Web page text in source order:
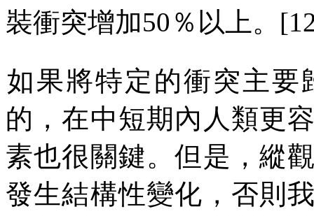
裝衝突增加50 ％以上。
如果將特定的衝突主要
的，在中短期內人類更
素也很關鍵。但是，縱
發生結構性變化，否則